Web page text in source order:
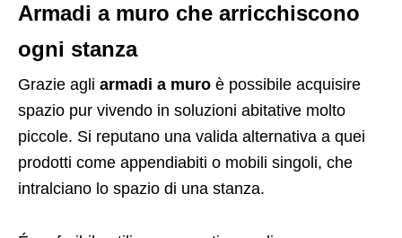
Armadi a muro che arricchiscono
ogni stanza
Grazie agli armadi a muro è possibile acquisire
spazio pur vivendo in soluzioni abitative molto
piccole. Si reputano una valida alternativa a quei
prodotti come appendiabiti o mobili singoli, che
intralciano lo spazio di una stanza.